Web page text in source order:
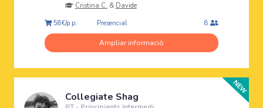
Cristina C. & Davide
58€/p.p.
Presencial 8
Ampliar informació
Collegiate Shag